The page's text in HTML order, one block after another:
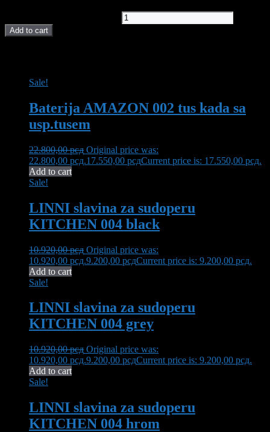
Add to cart
Sale!
Baterija AMAZON 002 tus kada sa
usp.tusem
22.800,00рсд Original price was:
22.800,00 рсд.17.550,00 рсдCurrent price is: 17.550,00 рсд.
Add to cart
Sale!
LINNI slavina za sudoperu
KITCHEN 004 black
10.920,00рсд Original price was:
10.920,00 рсд.9.200,00 рсдCurrent price is: 9.200,00 рсд.
Add to cart
Sale!
LINNI slavina za sudoperu
KITCHEN 004 grey
10.920,00рсд Original price was:
10.920,00 рсд.9.200,00 рсдCurrent price is: 9.200,00 рсд.
Add to cart
Sale!
LINNI slavina za sudoperu
KITCHEN 004 hrom